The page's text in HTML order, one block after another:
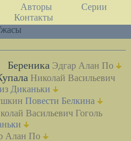
Авторы
Серии
Контакты
Береника Эдгар Алан По
Николай Васильевич
Диканьки
Повести Белкина
Васильевич Гоголь
Алан По